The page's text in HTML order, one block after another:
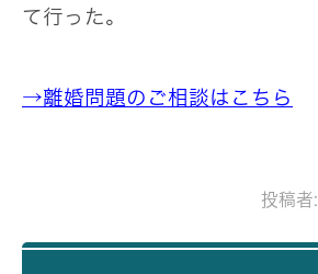
て行った。
→離婚問題のご相談はこちら
投稿者: